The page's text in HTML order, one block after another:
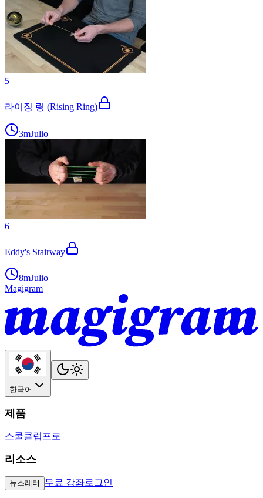
5
라이징 링 (Rising Ring)
3mJulio
6
Eddy's Stairway
8mJulio
Magigram
한국어
제품
스쿨클럽 프로
리소스
뉴스레터 무료 강좌로그인